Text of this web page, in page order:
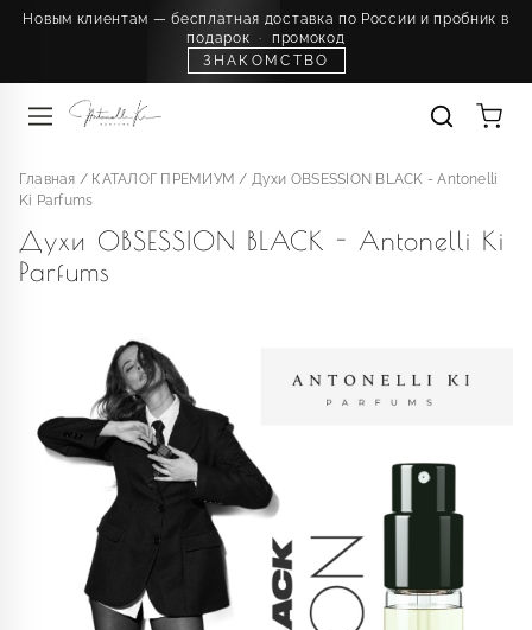
Новым клиентам — бесплатная доставка по России и пробник в
подарок ·
промокод
ЗНАКОМСТВО
Главная / КАТАЛОГ ПРЕМИУМ / Духи OBSESSION BLACK - Antonelli
Ki Parfums
Духи OBSESSION BLACK - Antonelli Ki
Parfums